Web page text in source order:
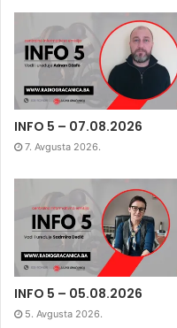
INFO 5 – 07.08.2026
7. Avgusta 2026.
INFO 5 – 05.08.2026
5. Avgusta 2026.